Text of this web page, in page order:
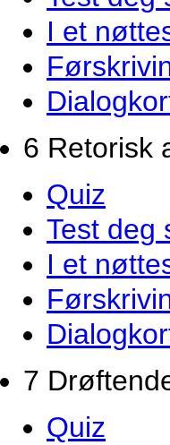
I et
6 Retorisk
Quiz
Test deg
I et
7
Quiz